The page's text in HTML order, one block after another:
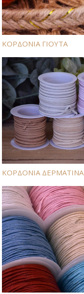
ΚΟΡΔΟΝΙΑ ΓΙΟΥΤΑ
ΚΟΡΔΟΝΙΑ ΔΕΡΜΑΤΙΝΑ